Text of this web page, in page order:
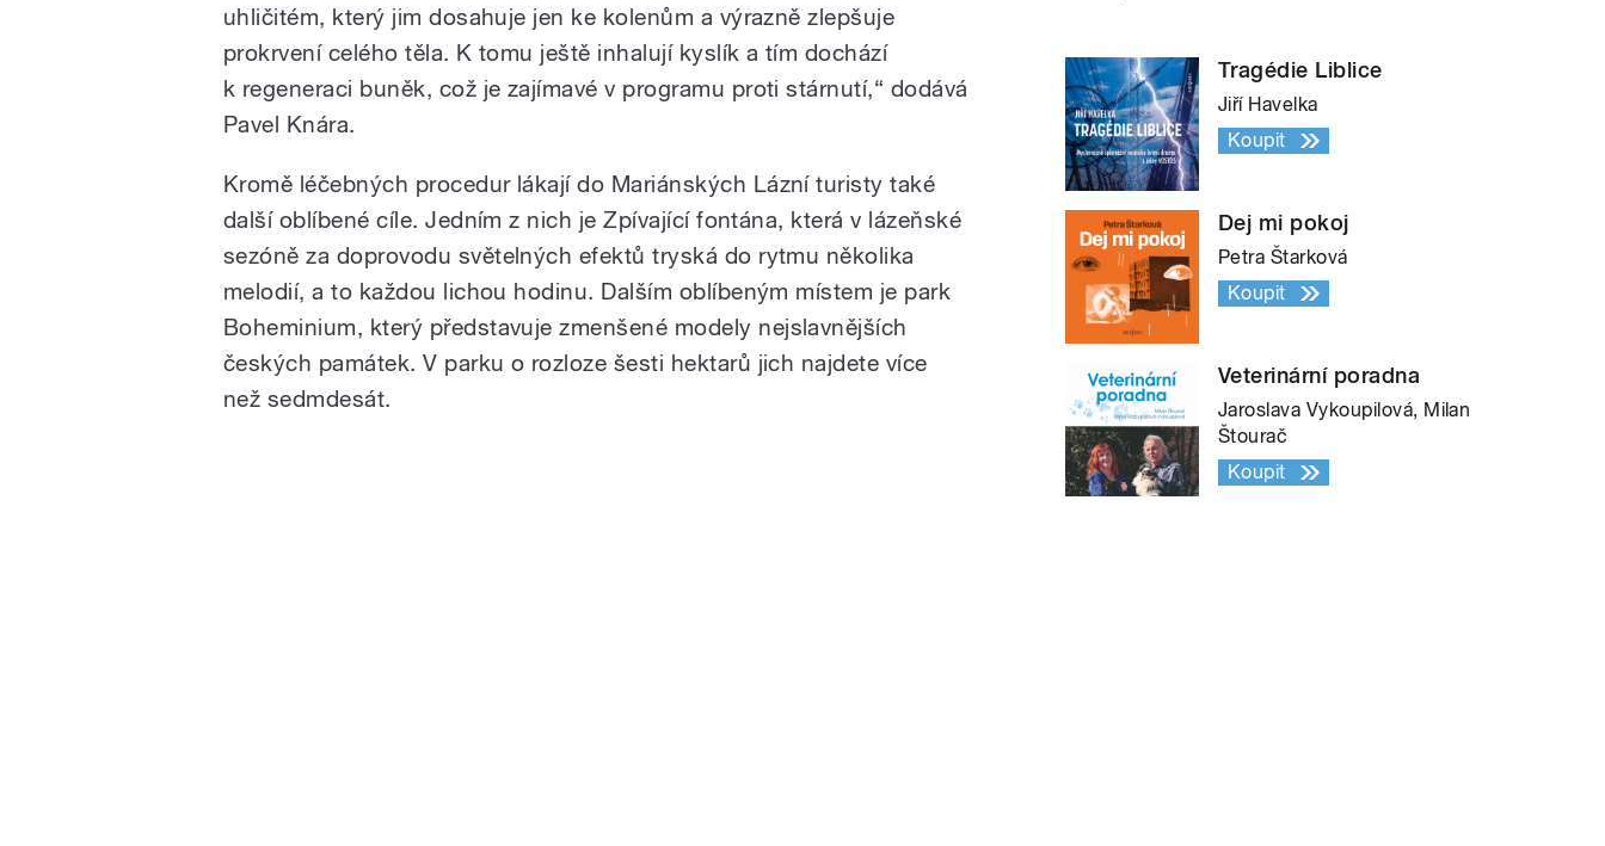
uhličitém, který jim dosahuje jen ke kolenům a výrazně zlepšuje
prokrvení celého těla. K tomu ještě inhalují kyslík a tím dochází
k regeneraci buněk, což je zajímavé v programu proti stárnutí,“ dodává
Pavel Knára.
Kromě léčebných procedur lákají do Mariánských Lázní turisty také
další oblíbené cíle. Jedním z nich je Zpívající fontána, která v lázeňské
sezóně za doprovodu světelných efektů tryská do rytmu několika
melodií, a to každou lichou hodinu. Dalším oblíbeným místem je park
Boheminium, který představuje zmenšené modely nejslavnějších
českých památek. V parku o rozloze šesti hektarů jich najdete více
než sedmdesát.
Tragédie Liblice
Jiří Havelka
Koupit
Dej mi pokoj
Petra Štarková
Koupit
Veterinární poradna
Jaroslava Vykoupilová, Milan
Štourač
Koupit